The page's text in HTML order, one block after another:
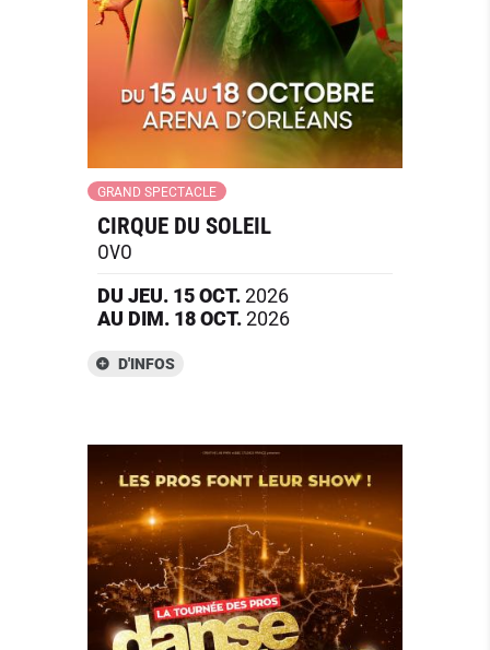
GRAND SPECTACLE
CIRQUE DU SOLEIL
OVO
DU JEU. 15OCT.2026
AU DIM. 18OCT.2026
D'INFOS